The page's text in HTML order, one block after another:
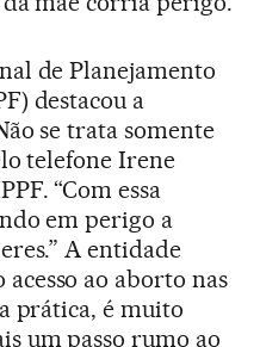
de Planejamento
destacou a
se trata somente
telefone Irene
“Com essa
em perigo a
A entidade
ao aborto nas
prática, é muito
um passo rumo ao